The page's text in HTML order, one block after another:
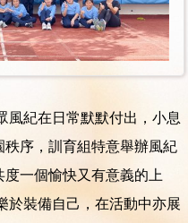
風紀在日常默默付出，小息
序，訓育組特意舉辦風紀
一個愉快又有意義的上
於裝備自己，在活動中亦展